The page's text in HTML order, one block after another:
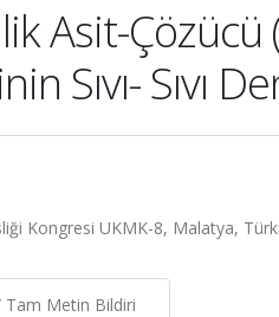
Asit-
Sıvı- Sıvı
Kongresi UKMK-8, Malatya,
Tam Metin Bildiri